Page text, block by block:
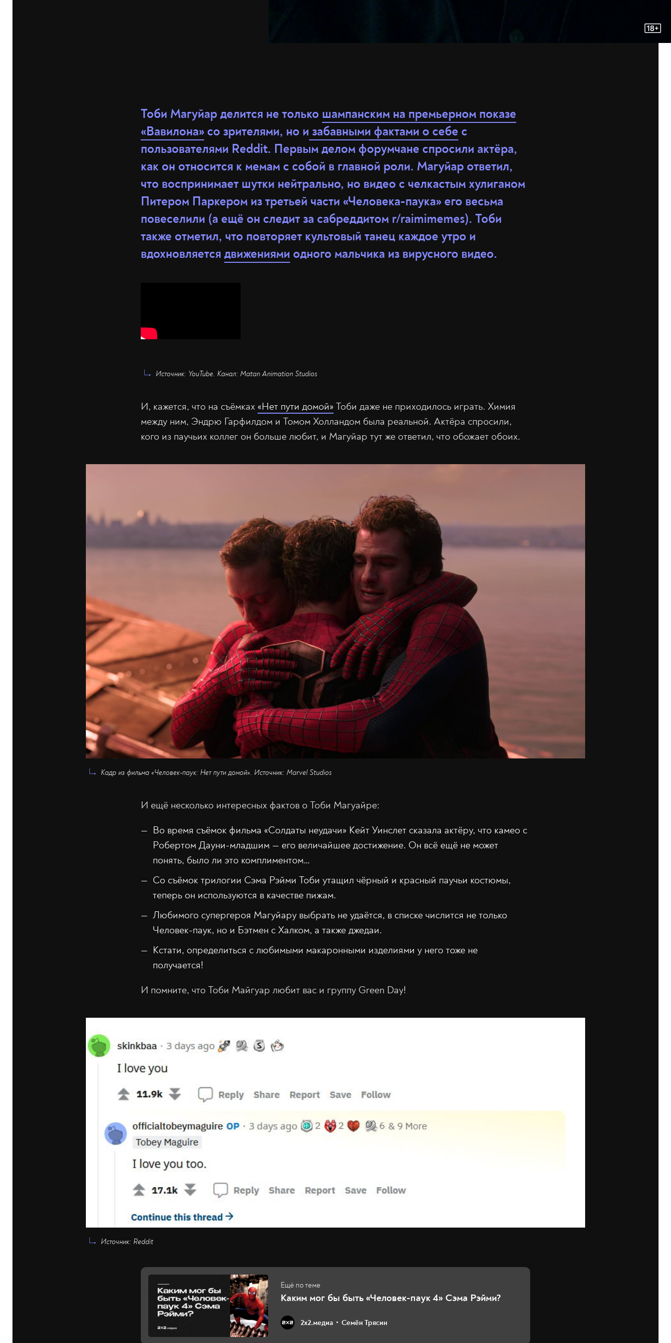
Тоби Магуйар делится не только шампанским на премьерном показе
«Вавилона» со зрителями, но и забавными фактами о себе с
пользователями Reddit. Первым делом форумчане спросили актёра,
как он относится к мемам с собой в главной роли. Магуйар ответил,
что воспринимает шутки нейтрально, но видео с челкастым хулиганом
Питером Паркером из третьей части «Человека-паука» его весьма
повеселили (а ещё он следит за сабреддитом r/raimimemes). Тоби
также отметил, что повторяет культовый танец каждое утро и
вдохновляется движениями одного мальчика из вирусного видео.
Источник: YouTube. Канал: Matan Animation Studios
И, кажется, что на съёмках «Нет пути домой» Тоби даже не приходилось играть. Химия
между ним, Эндрю Гарфилдом и Томом Холландом была реальной. Актёра спросили,
кого из паучьих коллег он больше любит, и Магуйар тут же ответил, что обожает обоих.
Кадр из фильма «Человек-паук: Нет пути домой». Источник: Marvel Studios
И ещё несколько интересных фактов о Тоби Магуайре:
Во время съёмок фильма «Солдаты неудачи» Кейт Уинслет сказала актёру, что камео с
Робертом Дауни-младшим — его величайшее достижение. Он всё ещё не может
понять, было ли это комплиментом…
Со съёмок трилогии Сэма Рэйми Тоби утащил чёрный и красный паучьи костюмы,
теперь он используются в качестве пижам.
Любимого супергероя Магуйару выбрать не удаётся, в списке числится не только
Человек-паук, но и Бэтмен с Халком, а также джедаи.
Кстати, определиться с любимыми макаронными изделиями у него тоже не
получается!
И помните, что Тоби Майгуар любит вас и группу Green Day!
Источник: Reddit
Каким мог бы быть «Человек-паук 4» Сэма Рэйми?
2х2.медиа Семён Трясин